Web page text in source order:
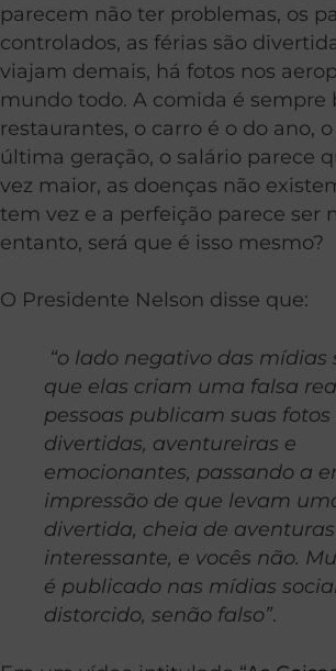
parecem não ter problemas, os
controlados, as férias são
viajam demais, há fotos nos
mundo todo. A comida é sempre
restaurantes, o carro é o do ano,
última geração, o salário parece
vez maior, as doenças não
tem vez e a perfeição parece ser
entanto, será que é isso mesmo?
O Presidente Nelson disse que:
“o lado negativo das mídias
que elas criam uma falsa
pessoas publicam suas fotos
divertidas, aventureiras e
emocionantes, passando a
impressão de que levam
divertida, cheia de
interessante, e vocês não.
é publicado nas mídias
distorcido, senão falso”.